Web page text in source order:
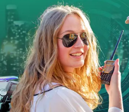
INT AT
ES
FR
IT
NL
Boek